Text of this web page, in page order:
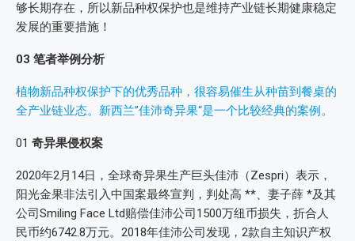
够长期存在，所以新品种权保护也是维持产业链长期健康稳定
发展的重要措施！
03 笔者举例分析
植物新品种权保护下的优秀品种，很容易催生从种苗到餐桌的
全产业链业态。新西兰”佳沛奇异果“是一个比较经典的案例。
01 奇异果侵权案
2020年2月14日，全球奇异果生产巨头佳沛（Zespri）表示，
阳光金果非法引入中国案最终宣判，判处高 **、妻子薛 *及其
公司Smiling Face Ltd赔偿佳沛公司1500万纽币损失，折合人
民币约6742.8万元。2018年佳沛公司发现，2款自主知识产权